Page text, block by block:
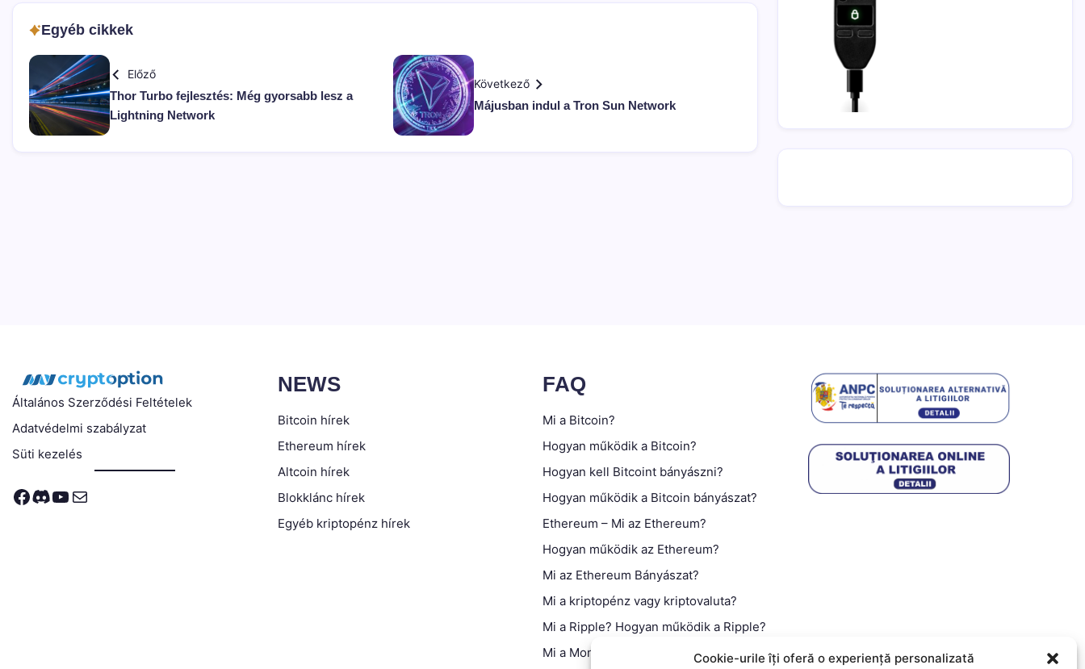
Cookie-urile îți oferă o experiență personalizată
Egyéb cikkek
Előző
Thor Turbo fejlesztés: Még gyorsabb lesz a
Lightning Network
Következő
Májusban indul a Tron Sun Network
Általános Szerződési Feltételek
Adatvédelmi szabályzat
Süti kezelés
Facebook
Discord
YouTube
Mail
NEWS
Bitcoin hírek
Ethereum hírek
Altcoin hírek
Blokklánc hírek
Egyéb kriptopénz hírek
FAQ
Mi a Bitcoin?
Hogyan működik a Bitcoin?
Hogyan kell Bitcoint bányászni?
Hogyan működik a Bitcoin bányászat?
Ethereum – Mi az Ethereum?
Hogyan működik az Ethereum?
Mi az Ethereum Bányászat?
Mi a kriptopénz vagy kriptovaluta?
Mi a Ripple? Hogyan működik a Ripple?
Mi a Monero? Hogyan működik a Monero?